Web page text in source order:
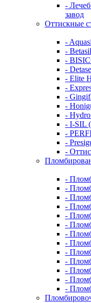
-
завод
Оттискные
-
- Betasil
-
-
- Elite
-
-
-
-
- I-SIL
-
-
-
-
-
-
-
-
-
-
-
-
-
-
-
-